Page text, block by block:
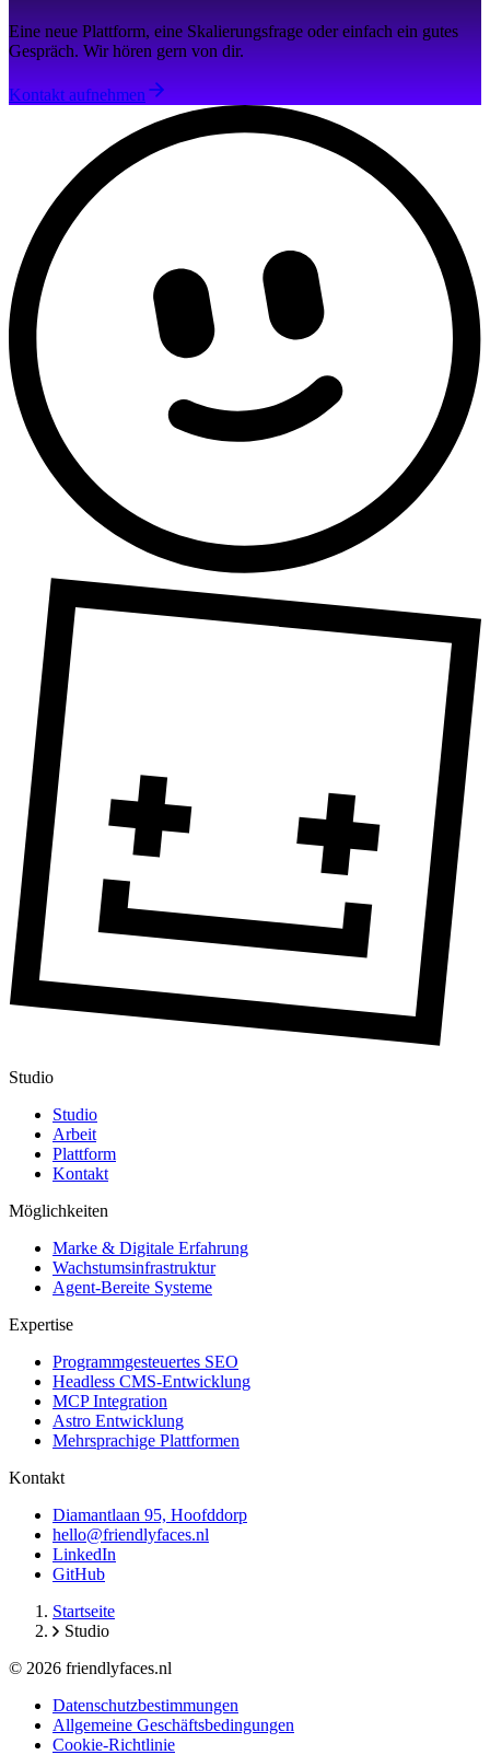
Eine neue Plattform, eine Skalierungsfrage oder einfach ein gutes
Gespräch. Wir hören gern von dir.
Kontakt aufnehmen
Studio
Studio
Arbeit
Plattform
Kontakt
Möglichkeiten
Marke & Digitale Erfahrung
Wachstumsinfrastruktur
Agent-Bereite Systeme
Expertise
Programmgesteuertes SEO
Headless CMS-Entwicklung
MCP Integration
Astro Entwicklung
Mehrsprachige Plattformen
Kontakt
Diamantlaan 95, Hoofddorp
hello@friendlyfaces.nl
LinkedIn
GitHub
Startseite
Studio
© 2026 friendlyfaces.nl
Datenschutzbestimmungen
Allgemeine Geschäftsbedingungen
Cookie-Richtlinie